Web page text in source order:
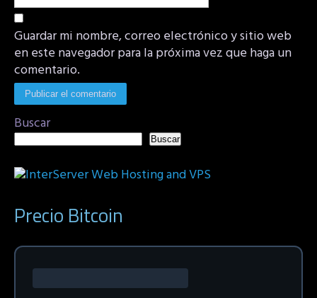
Guardar mi nombre, correo electrónico y sitio web
en este navegador para la próxima vez que haga un
comentario.
Buscar
Buscar
Precio Bitcoin